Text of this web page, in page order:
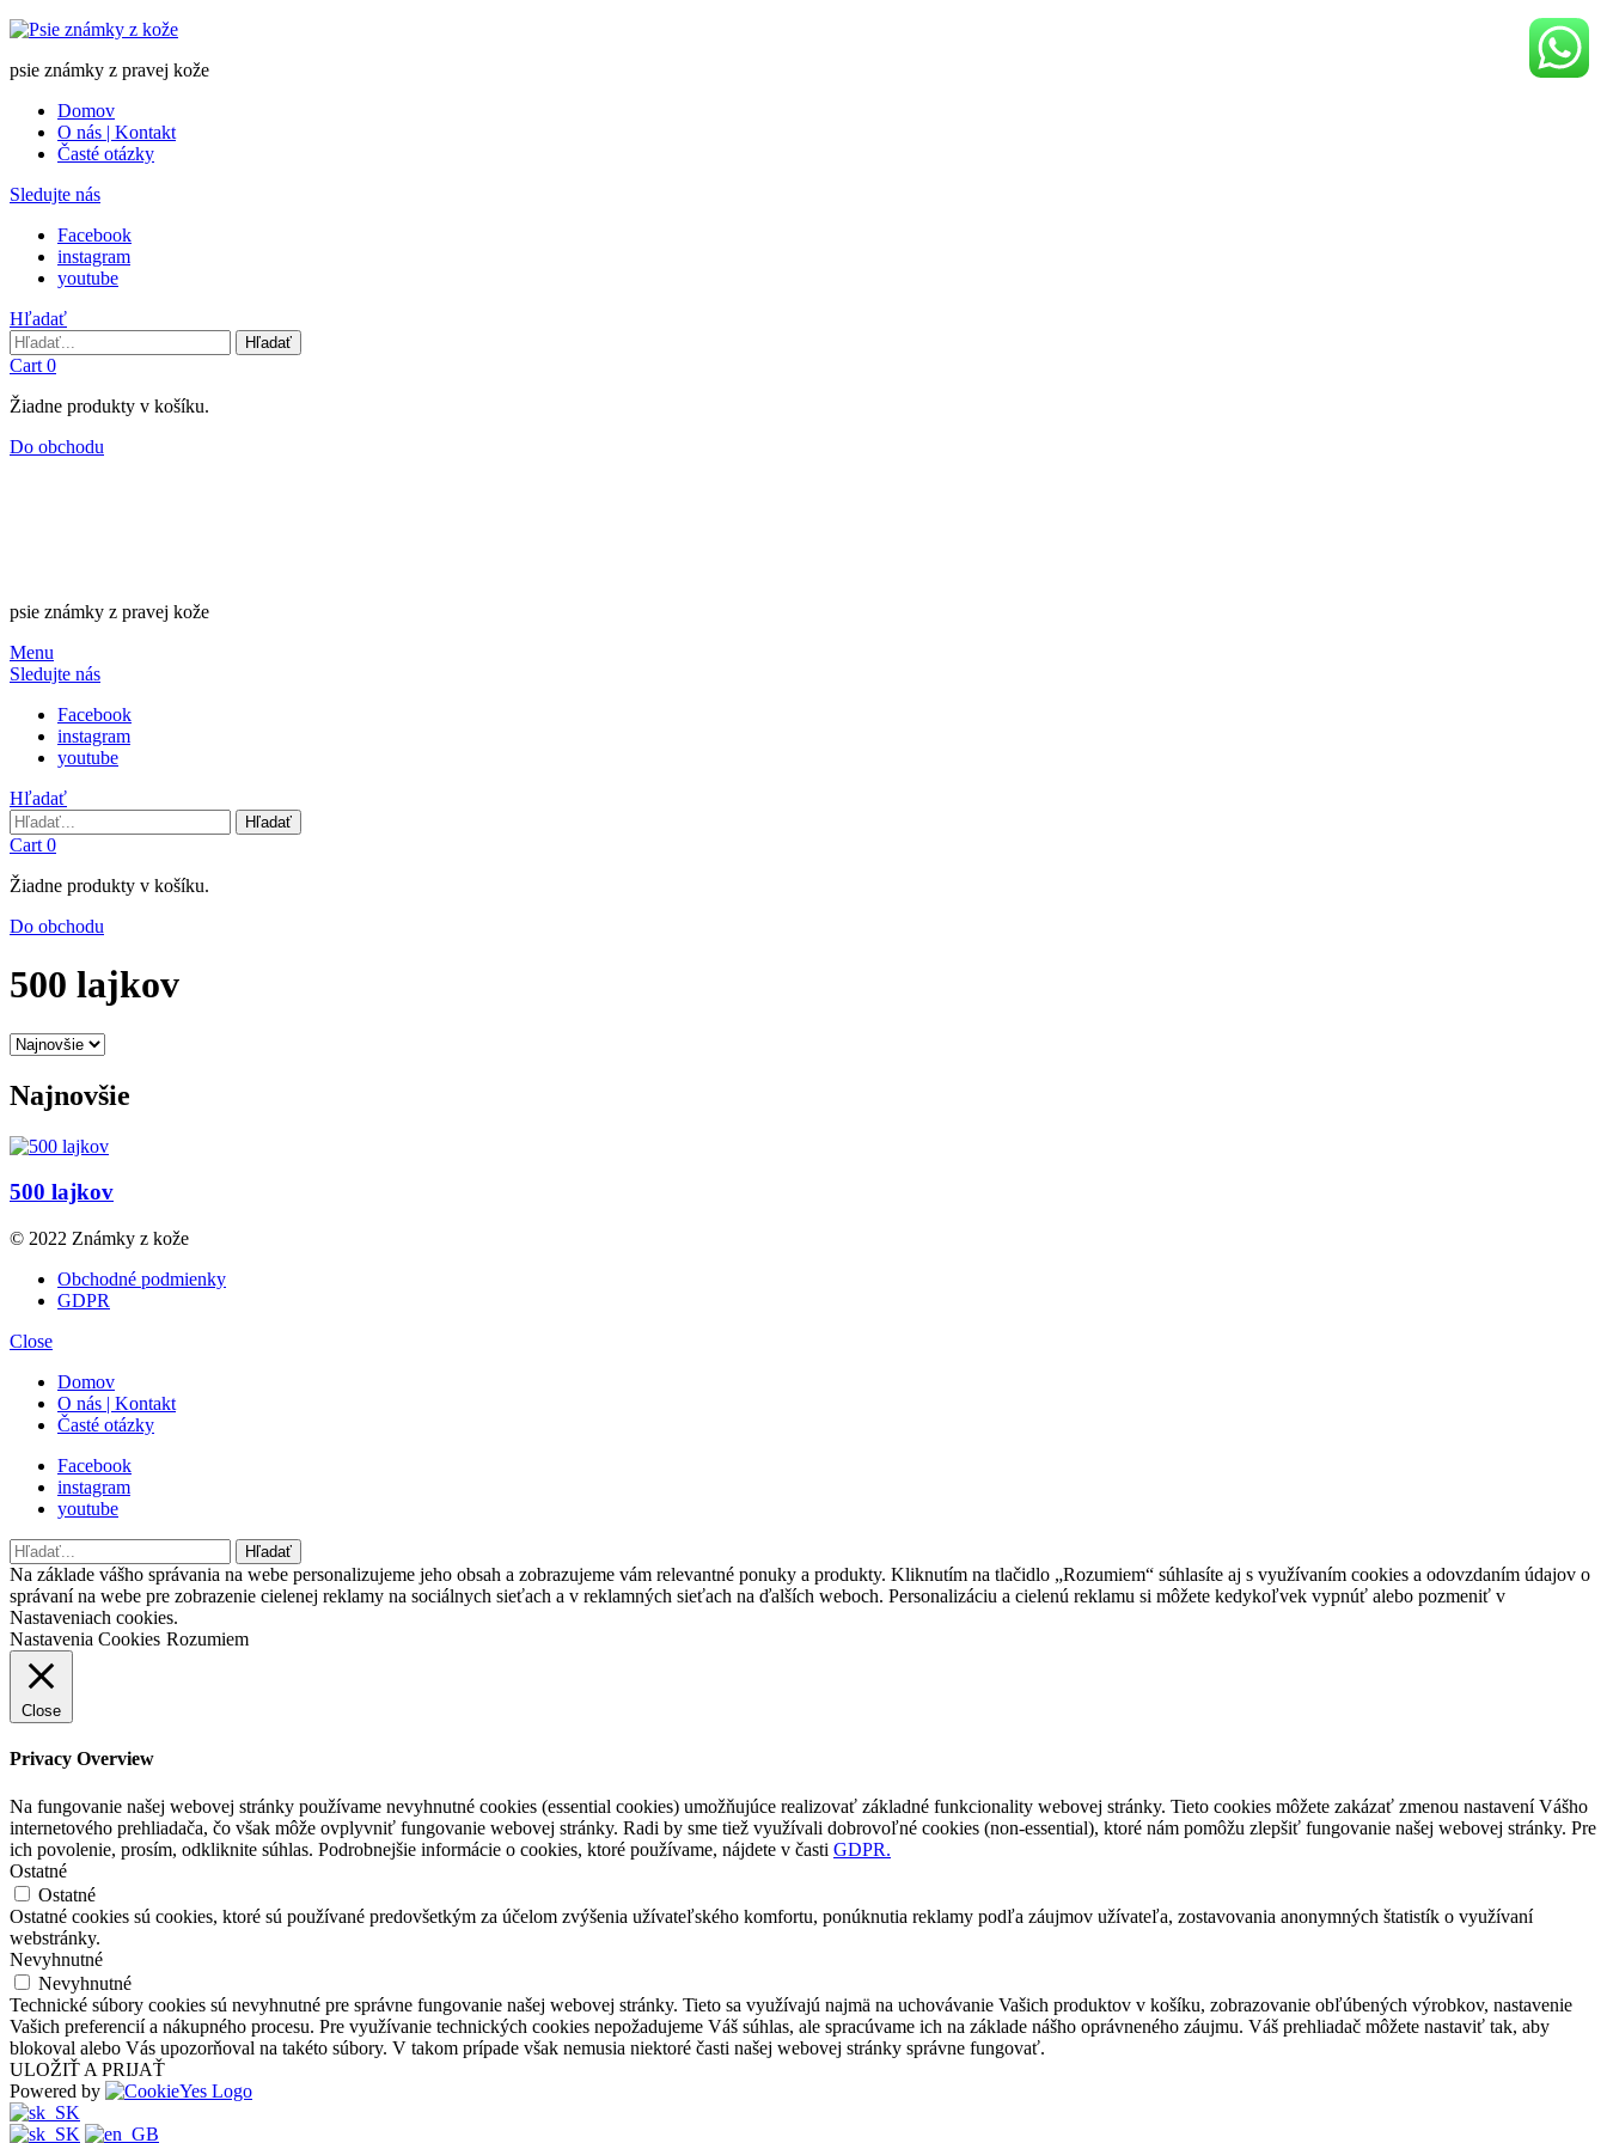
psie známky z pravej kože
Domov
O nás | Kontakt
Časté otázky
Sledujte nás
Facebook
instagram
youtube
Hľadať
Hľadať
Hľadať
Cart 0
Žiadne produkty v košíku.
Do obchodu
psie známky z pravej kože
Menu
Sledujte nás
Facebook
instagram
youtube
Hľadať
Hľadať
Hľadať
Cart 0
Žiadne produkty v košíku.
Do obchodu
500 lajkov
Najnovšie
500 lajkov
© 2022 Známky z kože
Obchodné podmienky
GDPR
Close
Domov
O nás | Kontakt
Časté otázky
Facebook
instagram
youtube
Hľadať
Hľadať
Na základe vášho správania na webe personalizujeme jeho obsah a zobrazujeme vám relevantné ponuky a produkty. Kliknutím na tlačidlo „Rozumiem“ súhlasíte aj s využívaním cookies a odovzdaním údajov o
správaní na webe pre zobrazenie cielenej reklamy na sociálnych sieťach a v reklamných sieťach na ďalších weboch. Personalizáciu a cielenú reklamu si môžete kedykoľvek vypnúť alebo pozmeniť v
Nastaveniach cookies.
Nastavenia Cookies Rozumiem
Close
Privacy Overview
Na fungovanie našej webovej stránky používame nevyhnutné cookies (essential cookies) umožňujúce realizovať základné funkcionality webovej stránky. Tieto cookies môžete zakázať zmenou nastavení Vášho
internetového prehliadača, čo však môže ovplyvniť fungovanie webovej stránky. Radi by sme tiež využívali dobrovoľné cookies (non-essential), ktoré nám pomôžu zlepšiť fungovanie našej webovej stránky. Pre
ich povolenie, prosím, odkliknite súhlas. Podrobnejšie informácie o cookies, ktoré používame, nájdete v časti GDPR.
Ostatné
Ostatné
Ostatné cookies sú cookies, ktoré sú používané predovšetkým za účelom zvýšenia užívateľského komfortu, ponúknutia reklamy podľa záujmov užívateľa, zostavovania anonymných štatistík o využívaní
webstránky.
Nevyhnutné
Nevyhnutné
Technické súbory cookies sú nevyhnutné pre správne fungovanie našej webovej stránky. Tieto sa využívajú najmä na uchovávanie Vašich produktov v košíku, zobrazovanie obľúbených výrobkov, nastavenie
Vašich preferencií a nákupného procesu. Pre využívanie technických cookies nepožadujeme Váš súhlas, ale spracúvame ich na základe nášho oprávneného záujmu. Váš prehliadač môžete nastaviť tak, aby
blokoval alebo Vás upozorňoval na takéto súbory. V takom prípade však nemusia niektoré časti našej webovej stránky správne fungovať.
ULOŽIŤ A PRIJAŤ
Powered by